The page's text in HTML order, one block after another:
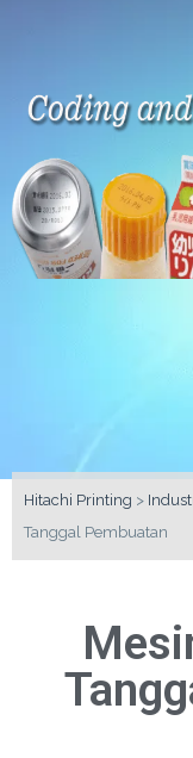
Hitachi Printing >
Tanggal Pembuatan